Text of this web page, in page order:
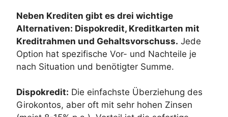
Neben Krediten gibt es drei wichtige
Alternativen: Dispokredit, Kreditkarten mit
Kreditrahmen und Gehaltsvorschuss. Jede
Option hat spezifische Vor- und Nachteile je
nach Situation und benötigter Summe.
Dispokredit: Die einfachste Überziehung des
Girokontos, aber oft mit sehr hohen Zinsen